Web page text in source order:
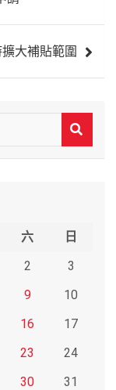
大補貼範圍
六
日
2
3
9
10
16
17
23
24
30
31